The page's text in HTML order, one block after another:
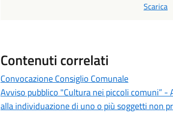
Scarica
Contenuti correlati
Convocazione Consiglio Comunale
Avviso pubblico "Cultura nei piccoli comuni”
alla individuazione di uno o più soggetti non